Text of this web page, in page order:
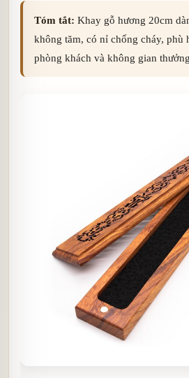
Tóm tắt: Khay gỗ hương 20cm
không tăm, có nỉ chống cháy, phù
phòng khách và không gian